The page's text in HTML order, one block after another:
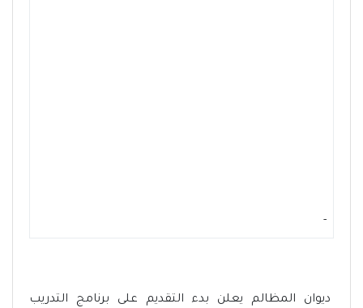
-
ديوان المظالم يعلن بدء التقديم على برنامج التدريب